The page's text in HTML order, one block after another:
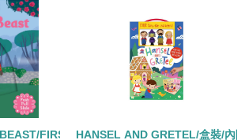
FIRST STORIES/硬頁拉拉書-QR CODE
HANSEL AND GRETEL/盒裝/內